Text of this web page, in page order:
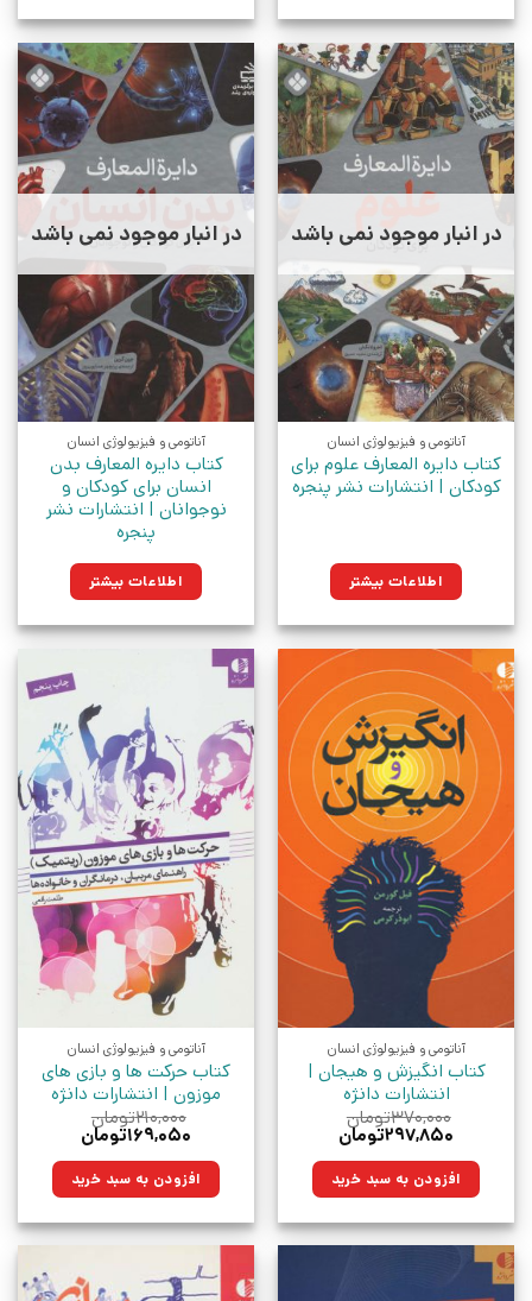
در انبار موجود نمی باشد
آناتومی و فیزیولوژی انسان
کتاب دایره المعارف علوم برای
کودکان | انتشارات نشر پنجره
اطلاعات بیشتر
در انبار موجود نمی باشد
آناتومی و فیزیولوژی انسان
کتاب دایره المعارف بدن
انسان برای کودکان و
نوجوانان | انتشارات نشر
پنجره
اطلاعات بیشتر
آناتومی و فیزیولوژی انسان
کتاب انگیزش و هیجان |
انتشارات دانژه
۳۷۰,۰۰۰تومان
قیمت
۳۷۰,۰۰۰تومان
بود.
۲۹۷,۸۵۰تومان
۲۹۷,۸۵۰تومان.افزودن به سبد خرید
آناتومی و فیزیولوژی انسان
کتاب حرکت ها و بازی های
موزون | انتشارات دانژه
۲۱۰,۰۰۰تومان
قیمت
۲۱۰,۰۰۰تومان
بود.
۱۶۹,۰۵۰تومان
۱۶۹,۰۵۰تومان.افزودن به سبد خرید